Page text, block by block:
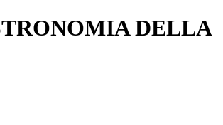
DELLA